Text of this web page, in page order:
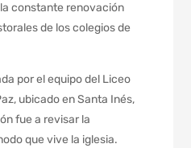
constante renovación
de los colegios de
por el equipo del Liceo
ubicado en Santa Inés,
fue a revisar la
que vive la iglesia.